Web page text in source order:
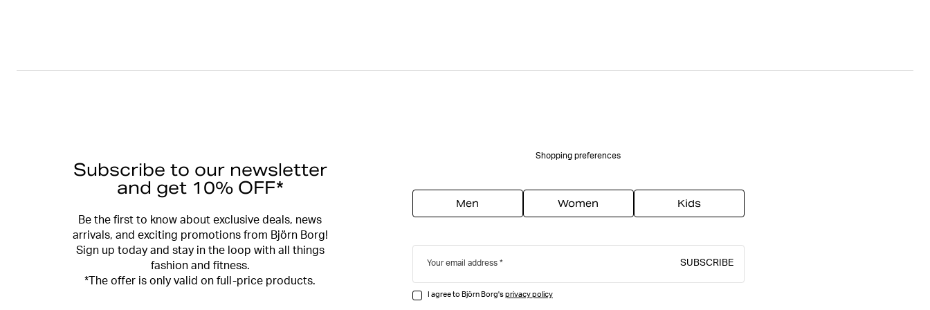
Subscribe to our newsletter
and get 10% OFF*
Be the first to know about exclusive deals, news
arrivals, and exciting promotions from Björn Borg!
Sign up today and stay in the loop with all things
fashion and fitness.
*The offer is only valid on full-price products.
Shopping preferences
Men Women Kids
Your email address SUBSCRIBE
I agree to Björn Borg'sprivacy policy